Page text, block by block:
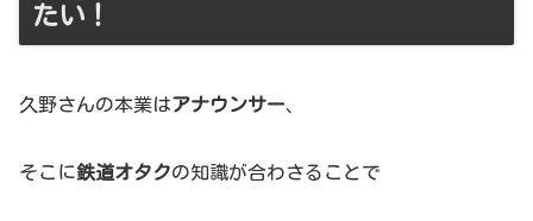
たい！
久野さんの本業はアナウンサー、
そこに鉄道オタクの知識が合わさることで